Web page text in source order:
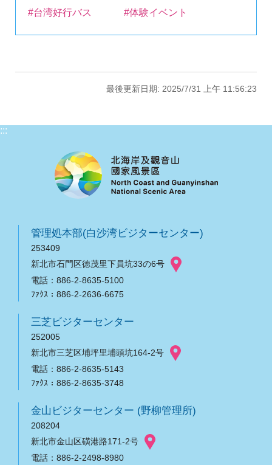
#台湾好行バス #体験イベント
最後更新日期: 2025/7/31 上午 11:56:23
:::
管理処本部(白沙湾ビジターセンター)
253409
新北市石門区徳茂里下員坑33の6号
電話：886-2-8635-5100
ﾌｧｸｽ：886-2-2636-6675
三芝ビジターセンター
252005
新北市三芝区埔坪里埔頭坑164-2号
電話：886-2-8635-5143
ﾌｧｸｽ：886-2-8635-3748
金山ビジターセンター (野柳管理所)
208204
新北市金山区磺港路171-2号
電話：886-2-2498-8980